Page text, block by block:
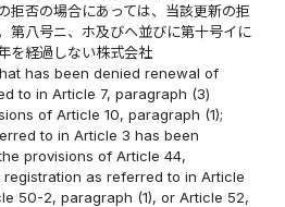
拒否の場合にあっては、当該更新の拒
第八号ニ、ホ及びヘ並びに第十号イに
を経過しない株式会社
has been denied renewal of
to in Article 7, paragraph (3)
of Article 10, paragraph (1);
to in Article 3 has been
provisions of Article 44,
registration as referred to in Article
50-2, paragraph (1), or Article 52,